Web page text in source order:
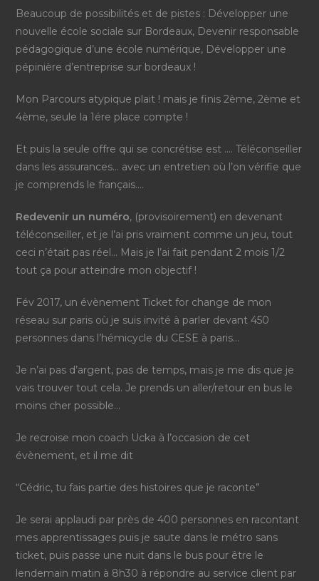
Beaucoup de possibilités et de pistes : Développer une
nouvelle école sociale sur Bordeaux, Devenir responsable
pédagogique d’une école numérique, Développer une
pépinière d’entreprise sur bordeaux !
Mon Parcours atypique plait ! mais je finis 2ème, 2ème et
4ème, seule la 1ére place compte !
Et puis la seule offre qui se concrétise est …. Téléconseiller
dans les assurances… avec un entretien où l’on vérifie que
je comprends le français….
Redevenir un numéro, (provisoirement) en devenant
téléconseiller, et je l’ai pris vraiment comme un jeu, tout
ceci n’était pas réel… Mais je l’ai fait pendant 2 mois 1/2
tout ça pour atteindre mon objectif !
Fév 2017, un évènement Ticket for change de mon
réseau sur paris où je suis invité à parler devant 450
personnes dans l’hémicycle du CESE à paris…
Je n’ai pas d’argent, pas de temps, mais je me dis que je
vais trouver tout cela. Je prends un aller/retour en bus le
moins cher possible…
Je recroise mon coach Ucka à l’occasion de cet
évènement, et il me dit
“Cédric, tu fais partie des histoires que je raconte”
Je serai applaudi par près de 400 personnes en racontant
mes apprentissages puis je saute dans le métro sans
ticket, puis passe une nuit dans le bus pour être le
lendemain matin à 8h30 à répondre au service client par